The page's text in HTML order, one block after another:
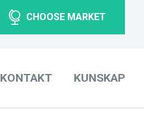
CHOOSE MARKET
KONTAKT KUNSKAP